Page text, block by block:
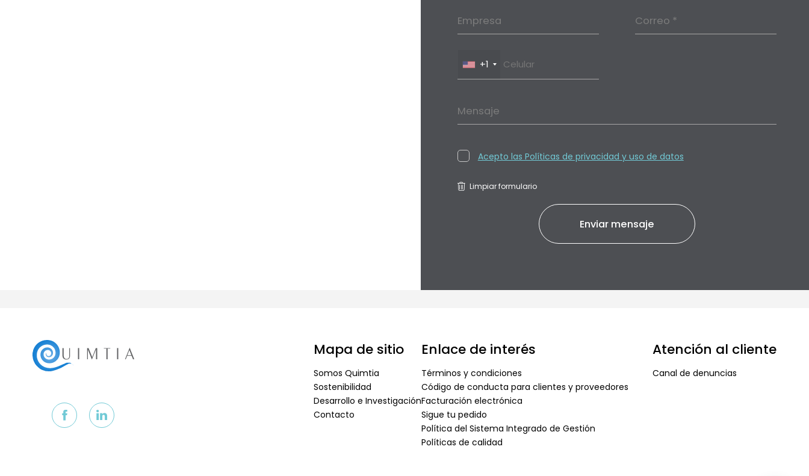
Empresa Correo *
+1
Mensaje
Acepto las Políticas de privacidad y uso de datos
Limpiar formulario
Mapa de sitio
Somos Quimtia
Sostenibilidad
Desarrollo e Investigación
Contacto
Enlace de interés
Términos y condiciones
Código de conducta para clientes y proveedores
Facturación electrónica
Sigue tu pedido
Política del Sistema Integrado de Gestión
Políticas de calidad
Atención al cliente
Canal de denuncias